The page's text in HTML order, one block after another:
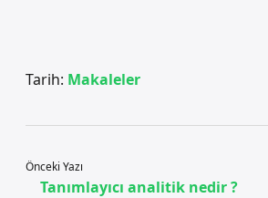
Tarih: Makaleler
Önceki Yazı
Tanımlayıcı analitik nedir ?